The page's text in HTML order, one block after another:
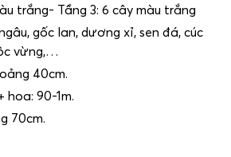
trắng- Tầng 3: 6 cây màu trắng
gốc lan, dương xỉ, sen đá, cúc
vừng,…
40cm.
hoa: 90-1m.
70cm.